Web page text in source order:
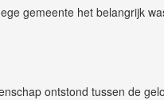
gemeente het belangrijk
ontstond tussen de